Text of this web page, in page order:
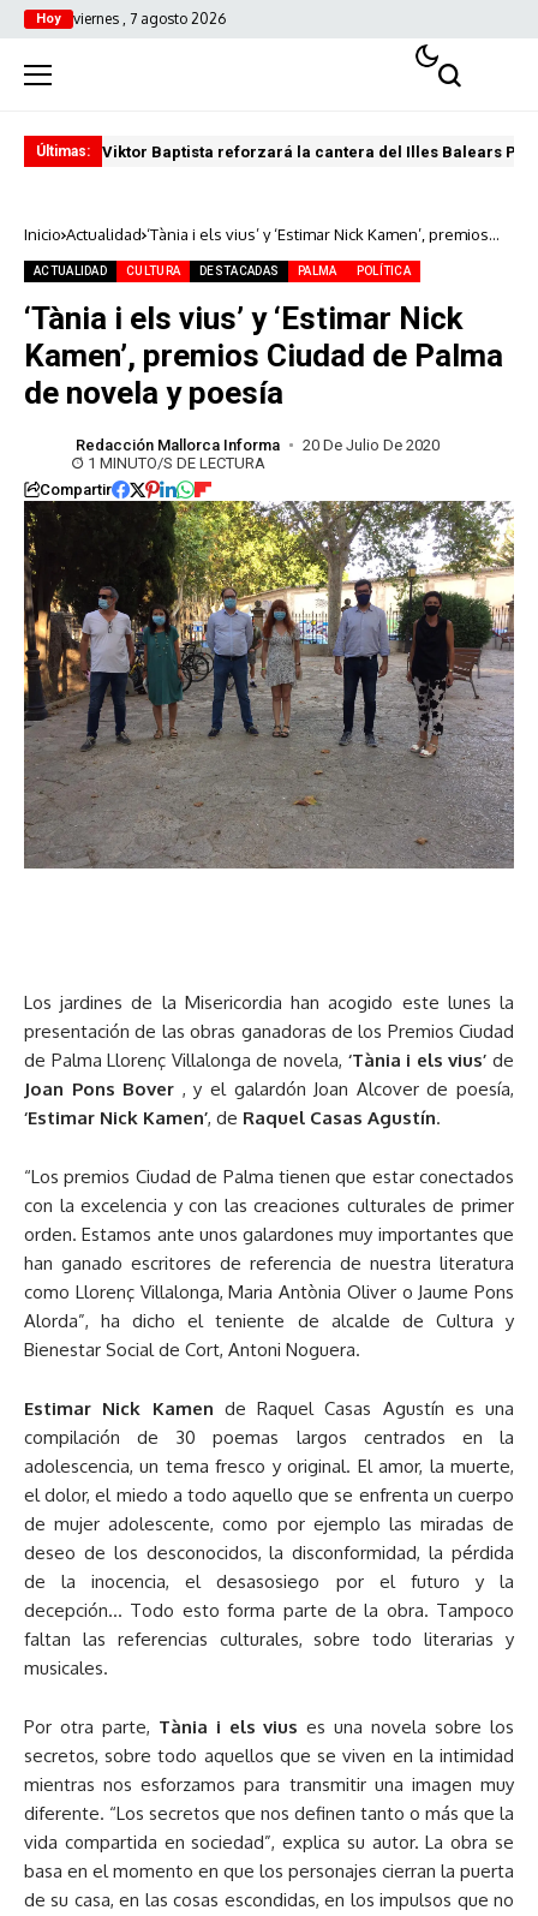
Hoy viernes , 7 agosto 2026
Últimas: Viktor Baptista reforzará la cantera del Illes Balears
Inicio Actualidad ‘Tània i els vius’ y ‘Estimar Nick Kamen’, premios
ACTUALIDAD CULTURA DESTACADAS PALMA POLÍTICA
‘Tània i els vius’ y ‘Estimar Nick
Kamen’, premios Ciudad de Palma
de novela y poesía
Redacción Mallorca Informa
20 De Julio De 2020
1 MINUTO/S DE LECTURA
Compartir
Los jardines de la Misericordia han acogido este lunes la
presentación de las obras ganadoras de los Premios Ciudad
de Palma Llorenç Villalonga de novela, ‘Tània i els vius’ de
Joan Pons Bover , y el galardón Joan Alcover de poesía,
‘Estimar Nick Kamen’, de Raquel Casas Agustín.
“Los premios Ciudad de Palma tienen que estar conectados
con la excelencia y con las creaciones culturales de primer
orden. Estamos ante unos galardones muy importantes que
han ganado escritores de referencia de nuestra literatura
como Llorenç Villalonga, Maria Antònia Oliver o Jaume Pons
Alorda”, ha dicho el teniente de alcalde de Cultura y
Bienestar Social de Cort, Antoni Noguera.
Estimar Nick Kamen de Raquel Casas Agustín es una
compilación de 30 poemas largos centrados en la
adolescencia, un tema fresco y original. El amor, la muerte,
el dolor, el miedo a todo aquello que se enfrenta un cuerpo
de mujer adolescente, como por ejemplo las miradas de
deseo de los desconocidos, la disconformidad, la pérdida
de la inocencia, el desasosiego por el futuro y la
decepción… Todo esto forma parte de la obra. Tampoco
faltan las referencias culturales, sobre todo literarias y
musicales.
Por otra parte, Tània i els vius es una novela sobre los
secretos, sobre todo aquellos que se viven en la intimidad
mientras nos esforzamos para transmitir una imagen muy
diferente. “Los secretos que nos definen tanto o más que la
vida compartida en sociedad”, explica su autor. La obra se
basa en el momento en que los personajes cierran la puerta
de su casa, en las cosas escondidas, en los impulsos que no